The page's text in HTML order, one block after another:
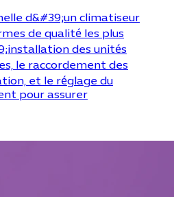
d&#39;un climatiseur
de qualité les plus
des unités
le raccordement des
et le réglage du
pour assurer